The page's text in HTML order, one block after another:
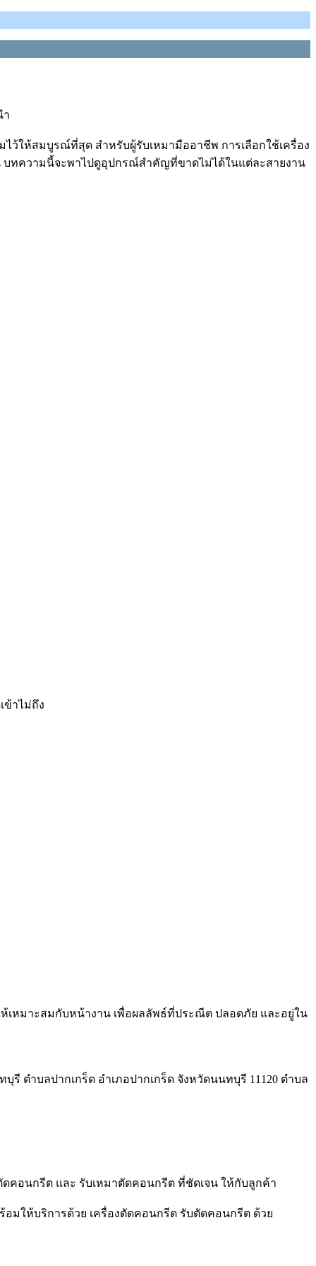
ำ
ว้ให้สมบูรณ์ที่สุด สำหรับผู้รับเหมามืออาชีพ การเลือกใช้เครื่อง
บทความนี้จะพาไปดูอุปกรณ์สำคัญที่ขาดไม่ได้ในแต่ละสายงาน
ข้าไม่ถึง
เหมาะสมกับหน้างาน เพื่อผลลัพธ์ที่ประณีต ปลอดภัย และอยู่ใน
ตำบลปากเกร็ด อำเภอปากเกร็ด จังหวัดนนทบุรี 11120 ตำบล
คอนกรีต และ รับเหมาตัดคอนกรีต ที่ชัดเจน ให้กับลูกค้า
อมให้บริการด้วย เครื่องตัดคอนกรีต รับตัดคอนกรีต ด้วย